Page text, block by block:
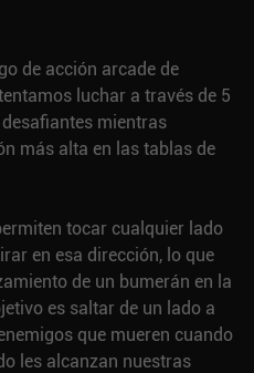
de acción arcade de
luchar a través de 5
mientras
más alta en las tablas de
tocar cualquier lado
en esa dirección, lo que
de un bumerán en la
es saltar de un lado a
que mueren cuando
les alcanzan nuestras